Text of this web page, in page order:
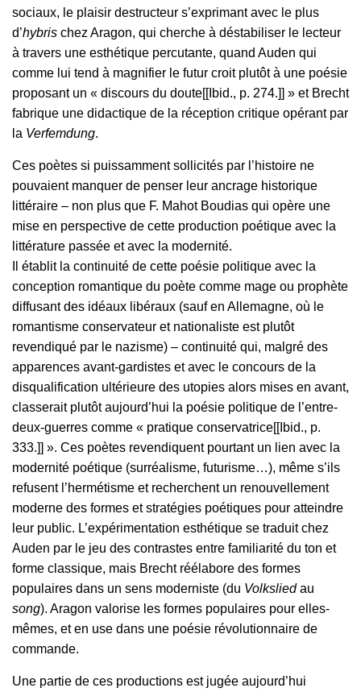
sociaux, le plaisir destructeur s’exprimant avec le plus
d’hybris chez Aragon, qui cherche à déstabiliser le lecteur
à travers une esthétique percutante, quand Auden qui
comme lui tend à magnifier le futur croit plutôt à une poésie
proposant un « discours du doute[[Ibid., p. 274.]] » et Brecht
fabrique une didactique de la réception critique opérant par
la Verfemdung.
Ces poètes si puissamment sollicités par l’histoire ne
pouvaient manquer de penser leur ancrage historique
littéraire – non plus que F. Mahot Boudias qui opère une
mise en perspective de cette production poétique avec la
littérature passée et avec la modernité.
Il établit la continuité de cette poésie politique avec la
conception romantique du poète comme mage ou prophète
diffusant des idéaux libéraux (sauf en Allemagne, où le
romantisme conservateur et nationaliste est plutôt
revendiqué par le nazisme) – continuité qui, malgré des
apparences avant-gardistes et avec le concours de la
disqualification ultérieure des utopies alors mises en avant,
classerait plutôt aujourd’hui la poésie politique de l’entre-
deux-guerres comme « pratique conservatrice[[Ibid., p.
333.]] ». Ces poètes revendiquent pourtant un lien avec la
modernité poétique (surréalisme, futurisme…), même s’ils
refusent l’hermétisme et recherchent un renouvellement
moderne des formes et stratégies poétiques pour atteindre
leur public. L’expérimentation esthétique se traduit chez
Auden par le jeu des contrastes entre familiarité du ton et
forme classique, mais Brecht réélabore des formes
populaires dans un sens moderniste (du Volksliedau
song). Aragon valorise les formes populaires pour elles-
mêmes, et en use dans une poésie révolutionnaire de
commande.
Une partie de ces productions est jugée aujourd’hui